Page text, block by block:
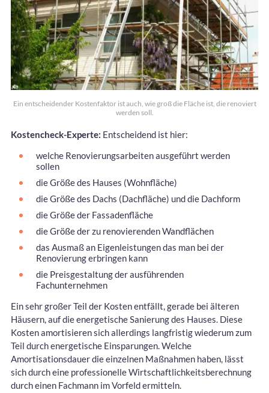
Ein entscheidender Kostenfaktor ist auch, wie groß die Fläche ist, die renoviert
werden soll.
Kostencheck-Experte: Entscheidend ist hier:
welche Renovierungsarbeiten ausgeführt werden
sollen
die Größe des Hauses (Wohnfläche)
die Größe des Dachs (Dachfläche) und die Dachform
die Größe der Fassadenfläche
die Größe der zu renovierenden Wandflächen
das Ausmaß an Eigenleistungen das man bei der
Renovierung erbringen kann
die Preisgestaltung der ausführenden
Fachunternehmen
Ein sehr großer Teil der Kosten entfällt, gerade bei älteren
Häusern, auf die energetische Sanierung des Hauses. Diese
Kosten amortisieren sich allerdings langfristig wiederum zum
Teil durch energetische Einsparungen. Welche
Amortisationsdauer die einzelnen Maßnahmen haben, lässt
sich durch eine professionelle Wirtschaftlichkeitsberechnung
durch einen Fachmann im Vorfeld ermitteln.